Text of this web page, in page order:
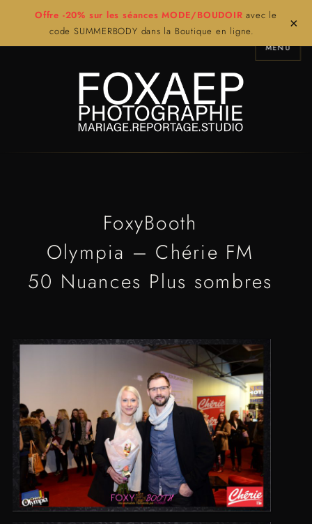
Offre -20% sur les séances MODE/BOUDOIR avec le
code SUMMERBODY dans la Boutique en ligne.
×
MENU
FoxyBooth
Olympia – Chérie FM
50 Nuances Plus sombres